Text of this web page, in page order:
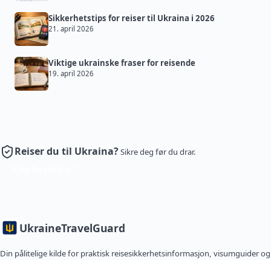
Sikkerhetstips for reiser til Ukraina i 2026
21. april 2026
Viktige ukrainske fraser for reisende
19. april 2026
Reiser du til Ukraina?Sikre deg før du drar.
UkraineTravelGuard
Din pålitelige kilde for praktisk reisesikkerhetsinformasjon, visumguider og